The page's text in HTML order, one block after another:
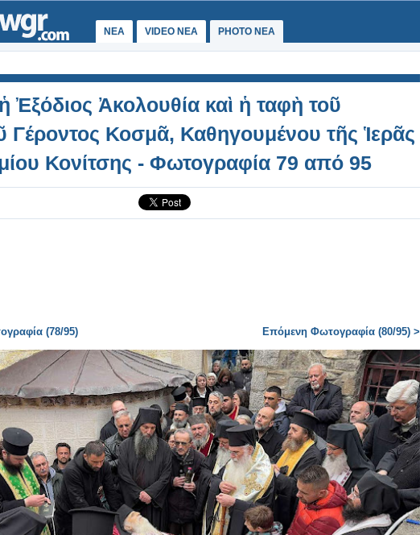
ΝΕΑ VIDEO NEA PHOTO NEA
Ἐξόδιος Ἀκολουθία καὶ ἡ ταφὴ τοῦ
Γέροντος Κοσμᾶ, Καθηγουμένου τῆς Ἱερᾶς
Κονίτσης - Φωτογραφία 79 από 95
(78/95) Επόμενη Φωτογραφία (80/95) >